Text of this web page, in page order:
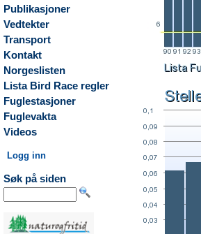
Publikasjoner
Vedtekter
Transport
Kontakt
Norgeslisten
Lista Bird Race regler
Fuglestasjoner
Fuglevakta
Videos
Logg inn
Søk på siden